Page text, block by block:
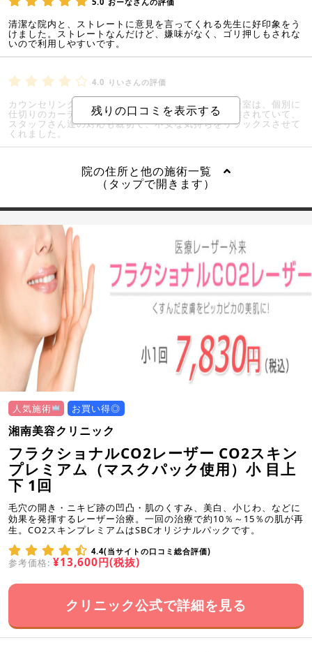
清潔な院内と、ストレートに意見を言ってくれる先生に好印象をう
けました。ストレートなんだけど、嫌味がなく、ゴリ押しもされな
いので利用しやすいです。
4.0 りいさんの評価
カウンセリングを受けたのですが、クリニックの待合室は、個別に
仕切りのカーテンなどもあり、他の患者さんとも隔離されていて、
スタッフさん達の対応も親切で、不安な気持ちをリラックスさせて
くれました。
院の住所と他の施術一覧
（タップで開きます）
人気施術 お買い得◎
湘南美容クリニック
フラクショナルCO2レーザー CO2スキン
プレミアム（マスクパック使用）小 目上
下 1回
毛穴の開き・ニキビ跡の凹凸・肌のくすみ、美白、小じわ、などに
効果を発揮するレーザー治療。一回の治療で約10％～15％の肌が再
生。CO2スキンプレミアムはSBCオリジナルパックです。
4.4(当サイトの口コミ総合評価)
参考価格: ¥13,600円(税抜)
クリニック公式で詳細を見る